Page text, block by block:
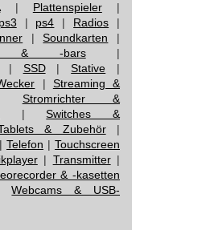
| Plattenspieler|
ps3 | ps4 | Radios |
|Soundkarten |
& -bars|
| SSD|Stative |
| Streaming &
Stromrichter &
|Switches &
& Zubehör|
| Telefon | Touchscreen
| Transmitter|
& -kasetten
Webcams & USB-